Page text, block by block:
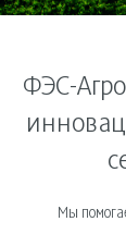
ФЭС-
Мы